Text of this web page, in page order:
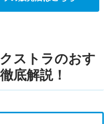
ストラのおす
底解説！